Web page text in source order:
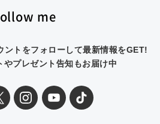
me
トをフォローして最新情報をGET!
やプレゼント告知もお届け中